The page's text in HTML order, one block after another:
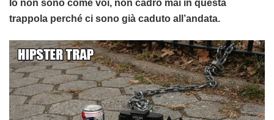
Io non sono come voi, non cadrò mai in questa
trappola perché ci sono già caduto all’andata.